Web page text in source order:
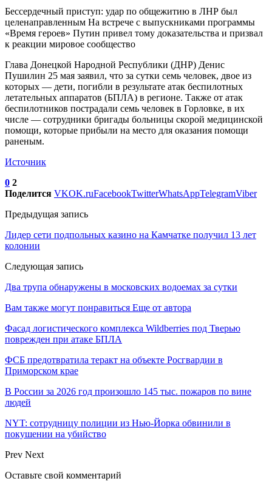
Бессердечный приступ: удар по общежитию в ЛНР был
целенаправленным На встрече с выпускниками программы
«Время героев» Путин привел тому доказательства и призвал
к реакции мировое сообщество
Глава Донецкой Народной Республики (ДНР) Денис
Пушилин 25 мая заявил, что за сутки семь человек, двое из
которых — дети, погибли в результате атак беспилотных
летательных аппаратов (БПЛА) в регионе. Также от атак
беспилотников пострадали семь человек в Горловке, в их
числе — сотрудники бригады больницы скорой медицинской
помощи, которые прибыли на место для оказания помощи
раненым.
Источник
0 2
Поделится VKOK.ruFacebookTwitterWhatsAppTelegramViber
Предыдущая запись
Лидер сети подпольных казино на Камчатке получил 13 лет
колонии
Следующая запись
Два трупа обнаружены в московских водоемах за сутки
Вам также могут понравиться Еще от автора
Фасад логистического комплекса Wildberries под Тверью
поврежден при атаке БПЛА
ФСБ предотвратила теракт на объекте Росгвардии в
Приморском крае
В России за 2026 год произошло 145 тыс. пожаров по вине
людей
NYT: сотрудницу полиции из Нью-Йорка обвинили в
покушении на убийство
Prev Next
Оставьте свой комментарий